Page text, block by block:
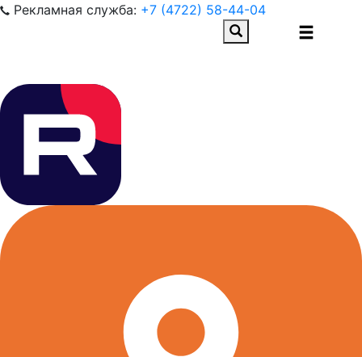
Рекламная служба: +7 (4722) 58-44-04